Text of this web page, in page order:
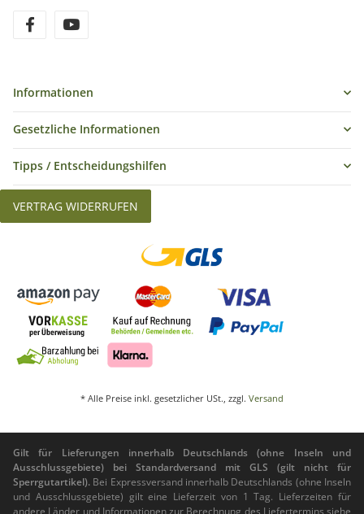
Informationen
Gesetzliche Informationen
Tipps / Entscheidungshilfen
VERTRAG WIDERRUFEN
* Alle Preise inkl. gesetzlicher USt., zzgl. Versand
Gilt für Lieferungen innerhalb Deutschlands (ohne Inseln und
Ausschlussgebiete) bei Standardversand mit GLS (gilt nicht für
Sperrgutartikel). Bei Expressversand innerhalb Deutschlands (ohne Inseln
und Ausschlussgebiete) gilt eine Lieferzeit von 1 Tag. Lieferzeiten für
andere Länder und Informationen zur Berechnung des Liefertermins siehe